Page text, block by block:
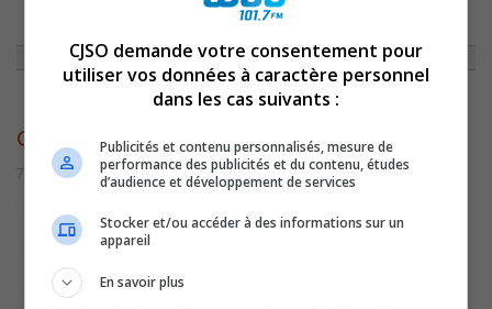
CAPSULE DU 7 OCTOBRE 2016
chronique-2016-cjso-p1-002
7 octobre 2016 | Par Comm CJSO
CJSO demande votre consentement pour
utiliser vos données à caractère personnel
dans les cas suivants :
Publicités et contenu personnalisés, mesure de
performance des publicités et du contenu, études
d’audience et développement de services
Stocker et/ou accéder à des informations sur un
appareil
En savoir plus